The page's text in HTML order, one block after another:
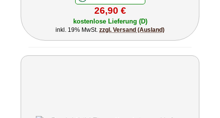
26,90 €
kostenlose Lieferung (D)
inkl. 19% MwSt. zzgl. Versand (Ausland)